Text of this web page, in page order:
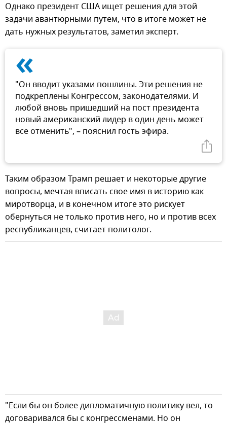
Однако президент США ищет решения для этой
задачи авантюрными путем, что в итоге может не
дать нужных результатов, заметил эксперт.
«
"Он вводит указами пошлины. Эти решения не
подкреплены Конгрессом, законодателями. И
любой вновь пришедший на пост президента
новый американский лидер в один день может
все отменить", – пояснил гость эфира.
Таким образом Трамп решает и некоторые другие
вопросы, мечтая вписать свое имя в историю как
миротворца, и в конечном итоге это рискует
обернуться не только против него, но и против всех
республиканцев, считает политолог.
"Если бы он более дипломатичную политику вел, то
договаривался бы с конгрессменами. Но он